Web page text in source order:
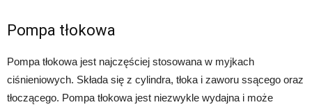
Pompa tłokowa
Pompa tłokowa jest najczęściej stosowana w myjkach
ciśnieniowych. Składa się z cylindra, tłoka i zaworu ssącego oraz
tłoczącego. Pompa tłokowa jest niezwykle wydajna i może